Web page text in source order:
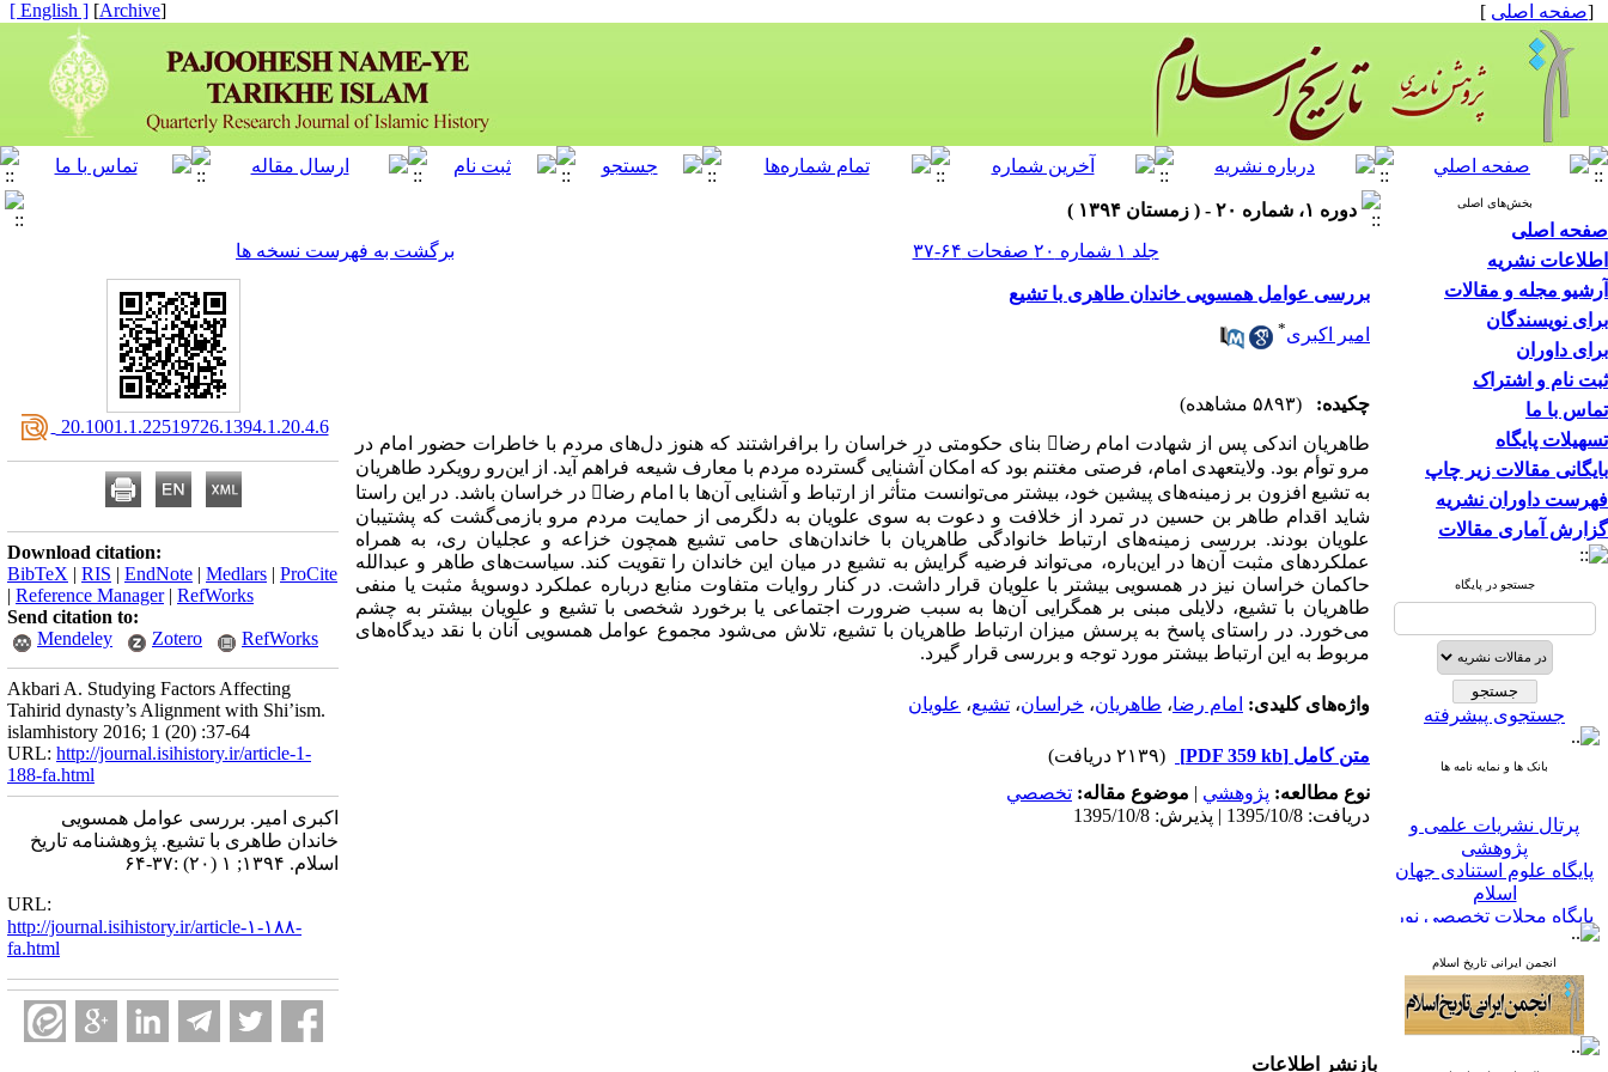
[صفحه اصلی ]
[
Archive
]
[ English ]
بخش‌های اصلی
صفحه اصلی
اطلاعات نشریه
آرشیو مجله و مقالات
برای نویسندگان
برای داوران
ثبت نام و اشتراک
تماس با ما
تسهیلات پایگاه
بایگانی مقالات زیر چاپ
فهرست داوران نشریه
گزارش آماری مقالات
جستجو در پایگاه
جستجوی پیشرفته
بانک ها و نمایه نامه ها
پرتال نشریات علمی و
پژوهشی
پایگاه علوم استنادی جهان
اسلام
پایگاه مجلات تخصصی نور
پایگاه مرکز اطلاعات جهاد
دانشگاهی
پرتال جامع علوم انسانی
بانک اطلاعات نشریات
کشور
انجمن ایرانی تاریخ اسلام
دوره ۱، شماره ۲۰ - ( زمستان ۱۳۹۴ )
جلد ۱ شماره ۲۰ صفحات ۶۴-۳۷
برگشت به فهرست نسخه ها
بررسی عوامل همسویی خاندان طاهری با تشیع
امیر اکبری*
چکیده:
(۵۸۹۳ مشاهده)
طاهریان اندکی پس از شهادت امام رضا بنای حکومتی در خراسان را برافراشتند که هنوز دل‌های مردم با خاطرات حضور امام در
مرو توأم بود. ولایتعهدی امام، فرصتی مغتنم بود که امکان آشنایی گسترده مردم با معارف شیعه فراهم آید. از این‌رو رویکرد طاهریان
به تشیع افزون بر زمینه‌های پیشین خود، بیشتر می‌توانست متأثر از ارتباط و آشنایی آن‌ها با امام رضا در خراسان باشد. در این راستا
شاید اقدام طاهر بن حسین در تمرد از خلافت و دعوت به سوی علویان به دلگرمی از حمایت مردم مرو بازمی‌گشت که پشتیبان
علویان بودند. بررسی زمینه‌های ارتباط خانوادگی طاهریان با خاندان‌های حامی تشیع همچون خزاعه و عجلیان ری، به همراه
عملکردهای مثبت آن‌ها در این‌باره، می‌تواند فرضیه گرایش به تشیع در میان این خاندان را تقویت کند. سیاست‌های طاهر و عبدالله
حاکمان خراسان نیز در همسویی بیشتر با علویان قرار داشت. در کنار روایات متفاوت منابع درباره عملکرد دوسویۀ مثبت یا منفی
طاهریان با تشیع، دلایلی مبنی بر همگرایی آن‌ها به سبب ضرورت اجتماعی یا برخورد شخصی با تشیع و علویان بیشتر به چشم
می‌خورد. در راستای پاسخ به پرسش میزان ارتباط طاهریان با تشیع، تلاش می‌شود مجموع عوامل همسویی آنان با نقد دیدگاه‌های
مربوط به این ارتباط بیشتر مورد توجه و بررسی قرار گیرد.
واژه‌های کلیدی: امام رضا، طاهریان، خراسان، تشیع، علویان
متن کامل [PDF 359 kb]
(۲۱۳۹ دریافت)
نوع مطالعه: پژوهشي | موضوع مقاله: تخصصي
دریافت: 1395/10/8 | پذیرش: 1395/10/8
‎ 20.1001.1.22519726.1394.1.20.4.6
Download citation:
BibTeX | RIS | EndNote | Medlars | ProCite
| Reference Manager| RefWorks
Send citation to:
Mendeley
Zotero RefWorks
Akbari A. Studying Factors Affecting
Tahirid dynasty’s Alignment with Shi’ism.
islamhistory 2016; 1 (20) :37-64
URL: http://journal.isihistory.ir/article-1-
188-fa.html
اکبری امیر. بررسی عوامل همسویی
خاندان طاهری با تشیع. پژوهشنامه تاریخ
اسلام. ۱۳۹۴; ۱ (۲۰) :۳۷-۶۴
URL:
http://journal.isihistory.ir/article-۱-۱۸۸-
fa.html
بازنشر اطلاعات